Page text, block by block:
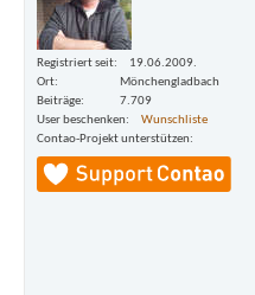
Registriert seit
19.06.2009.
Ort
Mönchengladbach
Beiträge
7.709
User beschenken
Wunschliste
Contao-Projekt unterstützen